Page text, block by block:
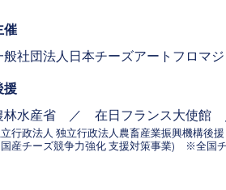
催
般社団法人日本チーズアートフロマ
援
林水産省 ／ 在日フランス大使館
行政法人 独立行政法人農畜産業振興機構後
国産チーズ競争力強化 支援対策事業) ※全国